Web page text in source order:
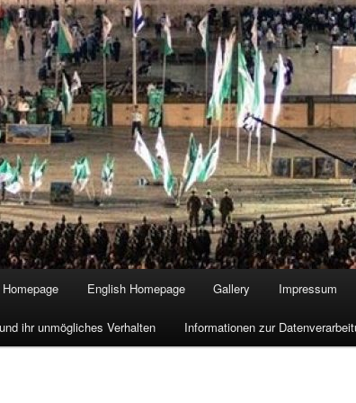
English Homepage Gallery Impressum
ihr unmögliches Verhalten Informationen zur